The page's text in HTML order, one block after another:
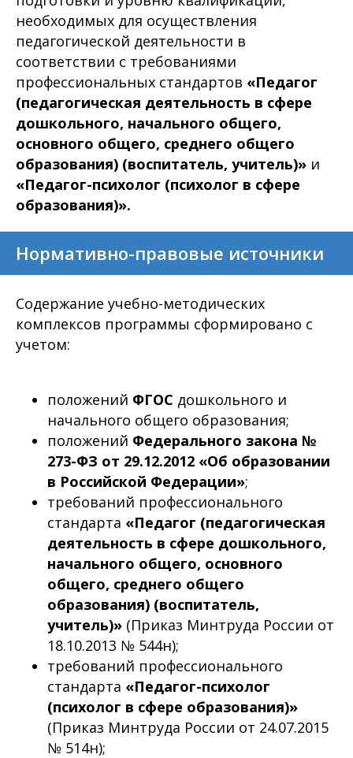
необходимых для осуществления
педагогической деятельности в
соответствии с требованиями
профессиональных стандартов «Педагог
(педагогическая деятельность в сфере
дошкольного, начального общего,
основного общего, среднего общего
образования) (воспитатель, учитель)» и
«Педагог-психолог (психолог в сфере
образования)».
Нормативно-правовые источники
Содержание учебно-методических
комплексов программы сформировано с
учетом:
положений ФГОС дошкольного и
начального общего образования;
положений Федерального закона №
273-ФЗ от 29.12.2012 «Об образовании
в Российской Федерации»;
требований профессионального
стандарта «Педагог (педагогическая
деятельность в сфере дошкольного,
начального общего, основного
общего, среднего общего
образования) (воспитатель,
учитель)» (Приказ Минтруда России от
18.10.2013 № 544н);
требований профессионального
стандарта «Педагог-психолог
(психолог в сфере образования)»
(Приказ Минтруда России от 24.07.2015
№ 514н);